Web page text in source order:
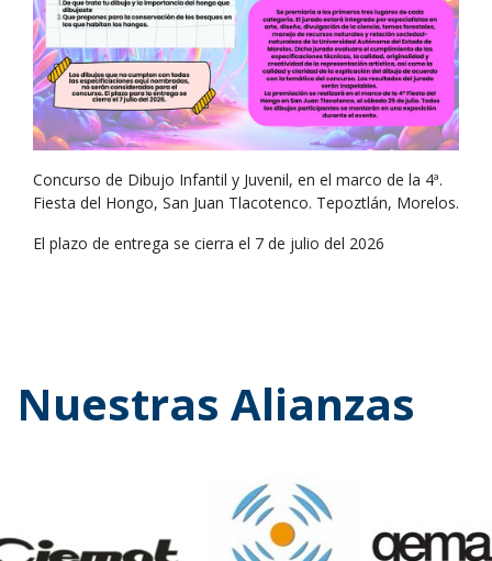
Concurso de Dibujo Infantil y Juvenil, en el marco de la 4ª.
Fiesta del Hongo, San Juan Tlacotenco. Tepoztlán, Morelos.
El plazo de entrega se cierra el 7 de julio del 2026
Nuestras Alianzas